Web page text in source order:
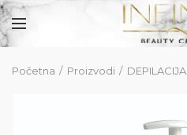
Početna Proizvodi DEPILACIJA
PROIZVODI